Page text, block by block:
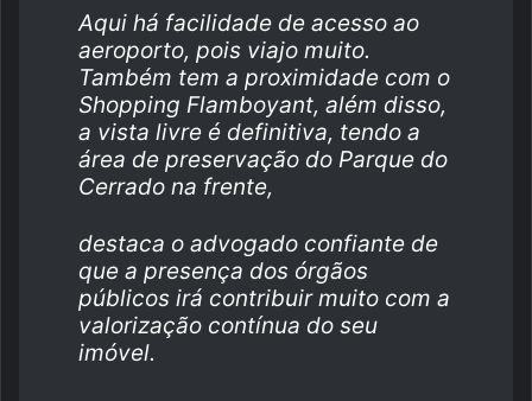
Aqui há facilidade de acesso ao
aeroporto, pois viajo muito.
Também tem a proximidade com o
Shopping Flamboyant, além disso,
a vista livre é definitiva, tendo a
área de preservação do Parque do
Cerrado na frente,
destaca o advogado confiante de
que a presença dos órgãos
públicos irá contribuir muito com a
valorização contínua do seu
imóvel.